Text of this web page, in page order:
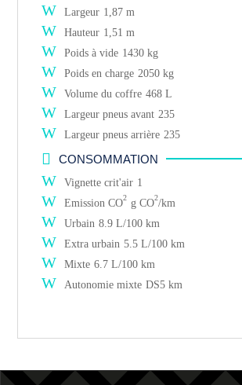
W Largeur 1,87 m
W Hauteur 1,51 m
W Poids à vide 1430 kg
W Poids en charge 2050 kg
W Volume du coffre 468 L
W Largeur pneus avant 235
W Largeur pneus arrière 235
 CONSOMMATION
W Vignette crit'air 1
W Emission CO2 g CO2/km
W Urbain 8.9 L/100 km
W Extra urbain 5.5 L/100 km
W Mixte 6.7 L/100 km
W Autonomie mixte DS5 km